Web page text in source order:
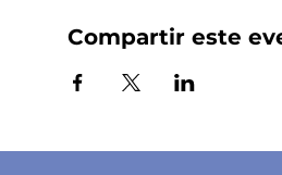
Compartir este